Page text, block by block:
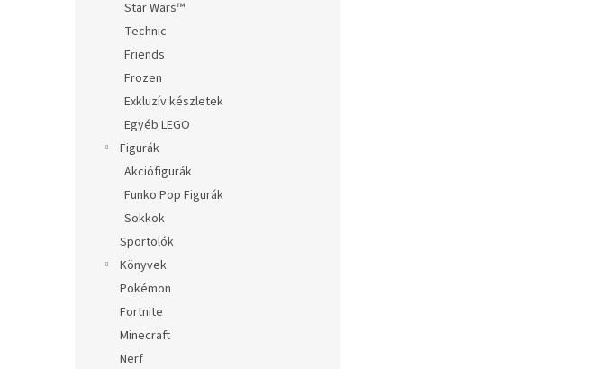
Star Wars™
Technic
Friends
Frozen
Exkluzív készletek
Egyéb LEGO
Figurák
Akciófigurák
Funko Pop Figurák
Sokkok
Sportolók
Könyvek
Pokémon
Fortnite
Minecraft
Nerf